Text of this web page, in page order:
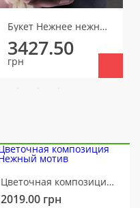
Букет Нежнее нежного
3427.50
грн
Цветочная композиция Нежный мотив
2019.00 грн